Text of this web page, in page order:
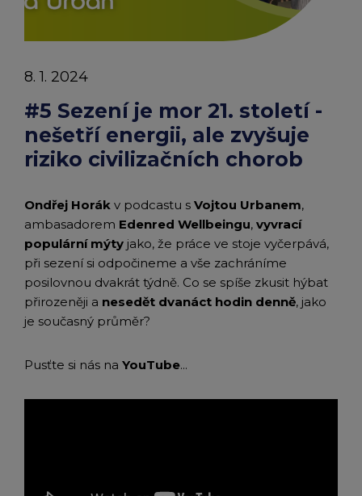
riziko
civilizačních
chorob
Články
Edenred
Edenred Card FKSP
TANKARTA Benefit od Edenred
Stravenkový portál
Qerko
Edenred Čistý
Edenred Service
#5 Sezení je mor 21. století -
nešetří energii, ale zvyšuje
riziko civilizačních chorob
8. 1. 2024
Ondřej Horák v podcastu s Vojtou Urbanem,
ambasadorem Edenred Wellbeingu, vyvrací
populární mýty jako, že práce ve stoje vyčerpává,
při sezení si odpočineme a vše zachráníme
posilovnou dvakrát týdně. Co se spíše zkusit hýbat
přirozeněji a nesedět dvanáct hodin denně, jako
je současný průměr?
Pusťte si nás na YouTube...